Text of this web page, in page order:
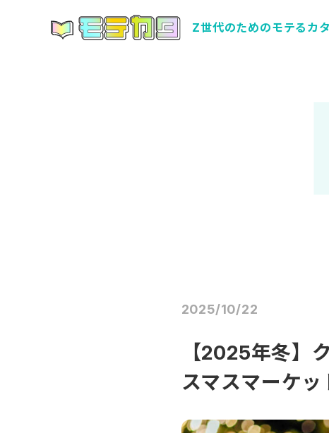
Z世代のためのモテるカ
2025/10/22
【2025年冬】
スマスマーケッ